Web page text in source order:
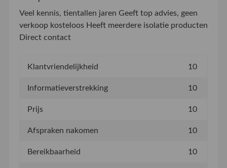
Veel kennis, tientallen jaren Geeft top advies, geen
verkoop kosteloos Heeft meerdere isolatie producten
Direct contact
Klantvriendelijkheid 10
Informatieverstrekking 10
Prijs 10
Afspraken nakomen 10
Bereikbaarheid 10